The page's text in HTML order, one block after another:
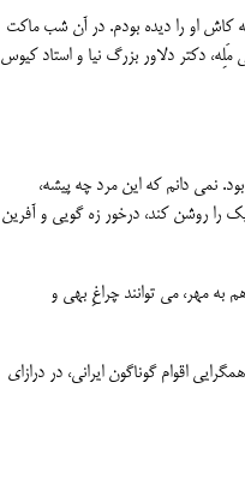
کاش او را دیده بودم. در آن شب ماکت
دکتر دلاور بزرگ نیا و استاد کیوس
نمی دانم که این مرد چه پیشه،
را روشن کند، درخور زه گویی و آفرین
مهر، می توانند چراغِ بهی و
اقوام گوناگون ایرانی، در درازای